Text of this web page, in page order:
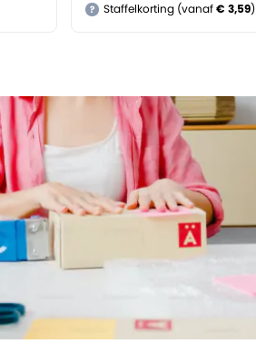
? Staffelkorting (vanaf€ 3,59)